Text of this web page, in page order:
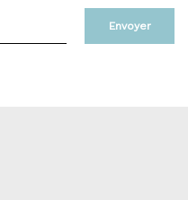
Envoyer